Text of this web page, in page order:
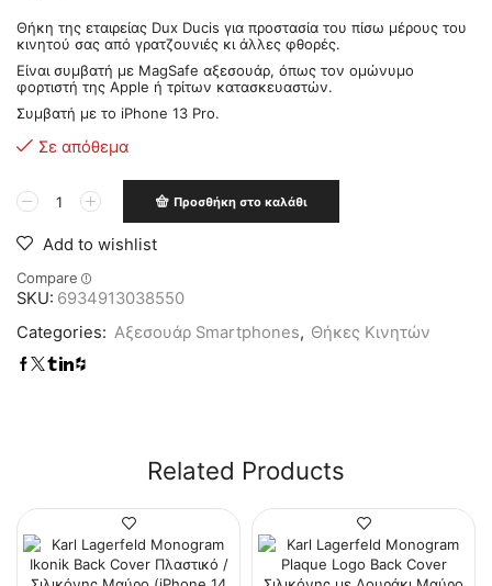
Θήκη της εταιρείας Dux Ducis για προστασία του πίσω μέρους του
κινητού σας από γρατζουνιές κι άλλες φθορές.
Είναι συμβατή με MagSafe αξεσουάρ, όπως τον ομώνυμο
φορτιστή της Apple ή τρίτων κατασκευαστών.
Συμβατή με το iPhone 13 Pro.
Σε απόθεμα
Προσθήκη στο καλάθι
Add to wishlist
Compare
SKU: 6934913038550
Categories: Αξεσουάρ Smartphones, Θήκες Κινητών
Related Products